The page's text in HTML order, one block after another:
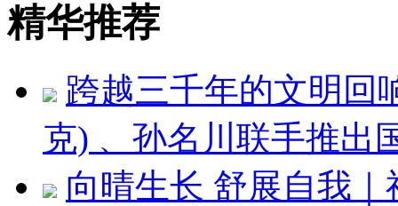
精华推荐
跨越三千年的文明回
克) 、孙名川联手推出
向晴生长 舒展自我